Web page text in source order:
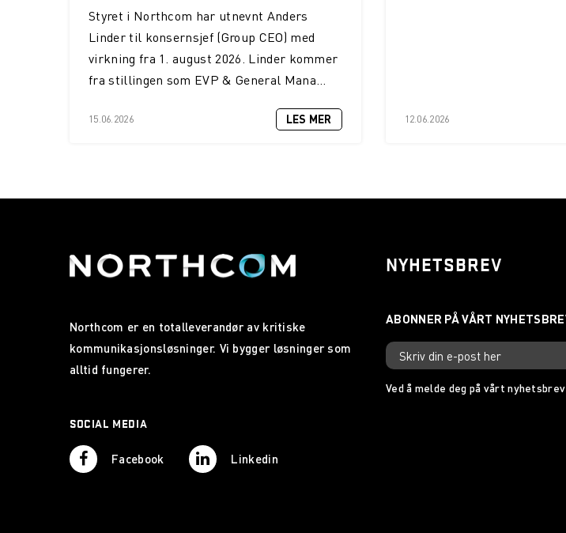
Styret i Northcom har utnevnt Anders
Linder til konsernsjef (Group CEO) med
virkning fra 1. august 2026. Linder kommer
fra stillingen som EVP & General Mana...
15.06.2026 LES MER 12.06.2026
Northcom er en totalleverandør av kritiske
kommunikasjonsløsninger. Vi bygger løsninger som
alltid fungerer.
SOCIAL MEDIA
Facebook Linkedin
NYHETSBREV
Ved å melde deg på vårt